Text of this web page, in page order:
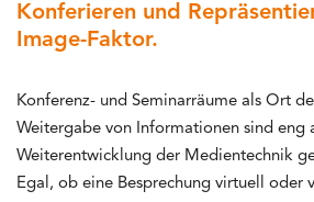
Konferieren und
Image-Faktor.
Konferenz- und Seminarräume als Ort
Weitergabe von Informationen sind eng
Weiterentwicklung der Medientechnik
Egal, ob eine Besprechung virtuell oder